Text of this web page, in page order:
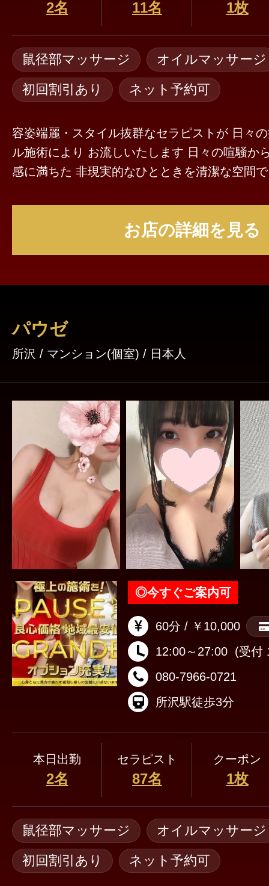
2名 11名 1枚
鼠径部マッサージ
オイルマッサージ
初回割引あり
ネット予約可
容姿端麗・スタイル抜群なセラピストが 日々
ル施術により お流しいたします 日々の喧騒から逃れ、癒しと高揚
感に満ちた 非現実的なひとときを清潔な空間
お店の詳細を見る
パウゼ
所沢 / マンション(個室) / 日本人
◎今すぐご案内可
60分 / ￥10,000
12:00～27:00 (受付
080-7966-0721
所沢駅徒歩3分
本日出勤
2名
セラピスト
87名
クーポン
1枚
鼠径部マッサージ
オイルマッサージ
初回割引あり
ネット予約可